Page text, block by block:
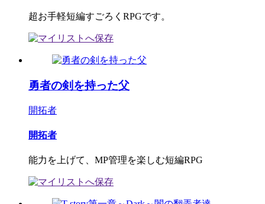
超お手軽短編すごろくRPGです。
勇者の剣を持った父
開拓者
開拓者
能力を上げて、MP管理を楽しむ短編RPG